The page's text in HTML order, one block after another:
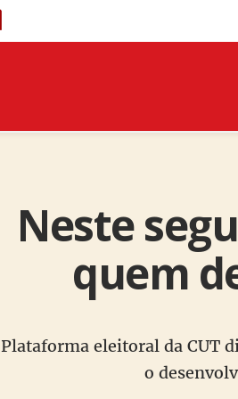
Neste
quem
Plataforma eleitoral da CUT
o